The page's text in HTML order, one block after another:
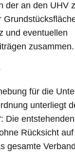
der an den UHV
und eventuellen
zusammen.
für die
unterliegt
Die
Rücksicht
gesamte